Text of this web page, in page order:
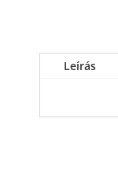
Leírás